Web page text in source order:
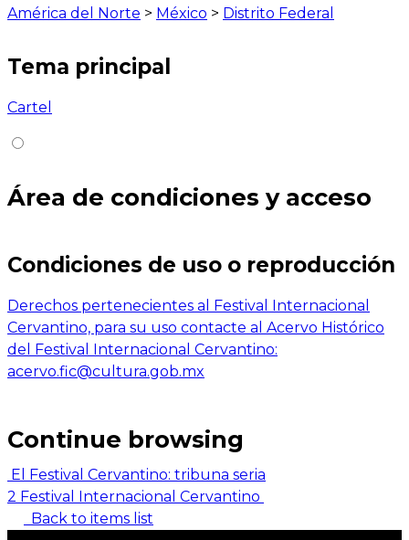
América del Norte > México > Distrito Federal
Tema principal
Cartel
Área de condiciones y acceso
Condiciones de uso o reproducción
Derechos pertenecientes al Festival Internacional
Cervantino, para su uso contacte al Acervo Histórico
del Festival Internacional Cervantino:
acervo.fic@cultura.gob.mx
Continue browsing
El Festival Cervantino: tribuna seria
2 Festival Internacional Cervantino
Back to items list